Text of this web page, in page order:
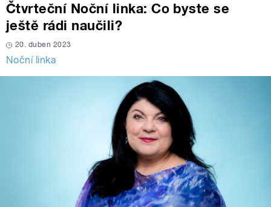
Čtvrteční Noční linka: Co byste se
ještě rádi naučili?
20. duben 2023
Noční linka